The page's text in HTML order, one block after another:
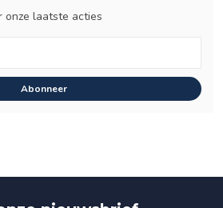
onze laatste acties
Abonneer